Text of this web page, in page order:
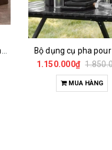
Bộ dụng cụ pha
1.150.000₫
MUA HÀNG